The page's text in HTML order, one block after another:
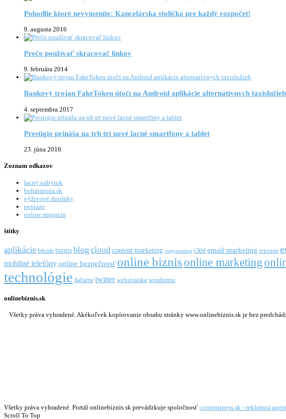
Pohodlie ktoré nevymeníte: Kancelárska stolička pre každý rozpočet!
9. augusta 2016
Prečo používať skracovač linkov
9. februára 2014
Bankový trojan FakeToken útočí na Android aplikácie alternatívnych taxislužieb
4. septembra 2017
Prestigio prináša na trh tri nové lacné smartfóny a tablet
23. júna 2016
Zoznam odkazov
lacný nábytok
bohatazena.sk
výživové doplnky
peniaze
online magazín
štítky
aplikácie bitcoin biznisblog cloud content marketing copywriting CRM email marketing ericsson
mobilné telefónyonline bezpečnosť online biznisonline marketing
technológie tlačiarne twitter webstránka wordpress
onlinebiznis.sk
Všetky práva vyhradené. Akékoľvek kopírovanie obsahu stránky www.onlinebiznis.sk je bez
Všetky práva vyhradené. Portál onlinebiznis.sk prevádzkuje spoločnosť contentpress.sk - reklamná
Scroll To Top